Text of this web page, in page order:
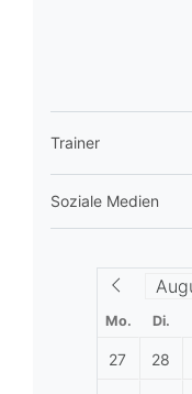
Trainer
Soziale Medien
Mo. Di.
27 28